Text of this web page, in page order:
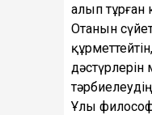
алып тұрған
Отанын
дәстүрлерін
Ұлы